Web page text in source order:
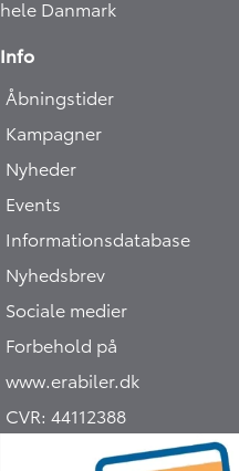
hele Danmark
Info
Åbningstider
Kampagner
Nyheder
Events
Informationsdatabase
Nyhedsbrev
Sociale medier
Forbehold på
www.erabiler.dk
CVR:44112388